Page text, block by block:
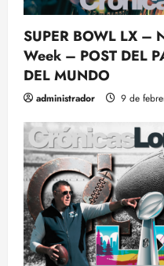
SUPER BOWL LX –
Week – POST DEL
DEL MUNDO
administrador 9 de